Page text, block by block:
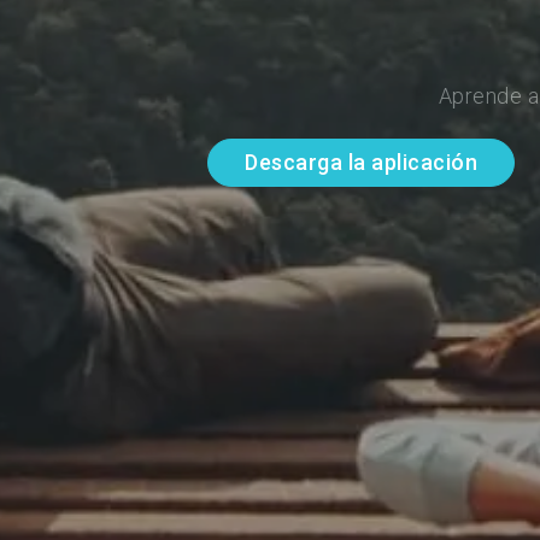
Aprende
Descarga la aplicación